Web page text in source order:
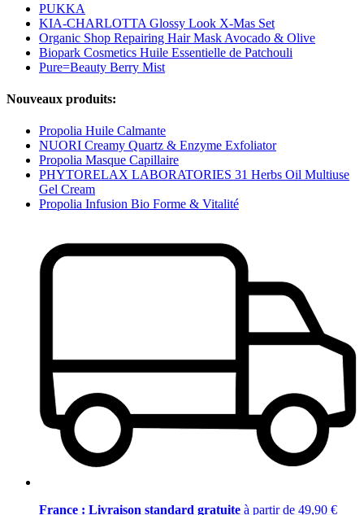
PUKKA
KIA-CHARLOTTA Glossy Look X-Mas Set
Organic Shop Repairing Hair Mask Avocado & Olive
Biopark Cosmetics Huile Essentielle de Patchouli
Pure=Beauty Berry Mist
Nouveaux produits:
Propolia Huile Calmante
NUORI Creamy Quartz & Enzyme Exfoliator
Propolia Masque Capillaire
PHYTORELAX LABORATORIES 31 Herbs Oil Multiuse
Gel Cream
Propolia Infusion Bio Forme & Vitalité
France : Livraison standard gratuite à partir de 49,90 €